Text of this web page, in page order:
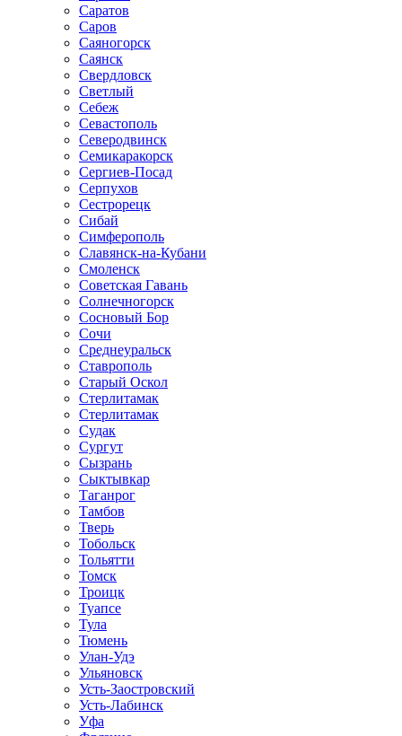
Саратов
Саров
Саяногорск
Саянск
Свердловск
Светлый
Себеж
Севастополь
Северодвинск
Семикаракорск
Сергиев-Посад
Серпухов
Сестрорецк
Сибай
Симферополь
Славянск-на-Кубани
Смоленск
Советская Гавань
Солнечногорск
Сосновый Бор
Сочи
Среднеуральск
Ставрополь
Старый Оскол
Стерлитамак
Стерлитамак
Судак
Сургут
Сызрань
Сыктывкар
Таганрог
Тамбов
Тверь
Тобольск
Тольятти
Томск
Троицк
Туапсе
Тула
Тюмень
Улан-Удэ
Ульяновск
Усть-Заостровский
Усть-Лабинск
Уфа